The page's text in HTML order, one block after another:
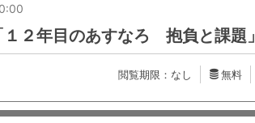
２年目のあすなろ 抱負と課題」
無料
閲覧期限：なし